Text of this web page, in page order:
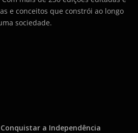
e conceitos que constrói ao longo
sociedade.
a Independência